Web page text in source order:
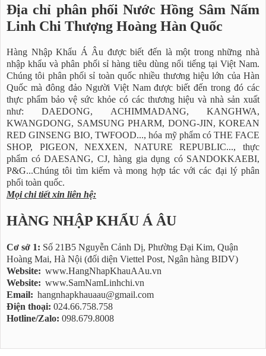
Địa chỉ phân phối Nước Hồng Sâm Nấm
Linh Chi Thượng Hoàng Hàn Quốc
Hàng Nhập Khẩu Á Âu được biết đến là một trong những nhà
nhập khẩu và phân phối sỉ hàng tiêu dùng nổi tiếng tại Việt Nam.
Chúng tôi phân phối sỉ toàn quốc nhiều thương hiệu lớn của Hàn
Quốc mà đông đảo Người Việt Nam được biết đến trong đó các
thực phẩm bảo vệ sức khỏe có các thương hiệu và nhà sản xuất
như: DAEDONG, ACHIMMADANG, KANGHWA,
KWANGDONG, SAMSUNG PHARM, DONG-JIN, KOREAN
RED GINSENG BIO, TWFOOD..., hóa mỹ phẩm có THE FACE
SHOP, PIGEON, NEXXEN, NATURE REPUBLIC..., thực
phẩm có DAESANG, CJ, hàng gia dụng có SANDOKKAEBI,
P&G...Chúng tôi tìm kiếm và mong hợp tác với các đại lý phân
phối toàn quốc.
Mọi chi tiết xin liên hệ:
HÀNG NHẬP KHẨU Á ÂU
Cơ sở 1: Số 21B5 Nguyễn Cảnh Dị, Phường Đại Kim, Quận
Hoàng Mai, Hà Nội (đối diện Viettel Post, Ngân hàng BIDV)
Website: www.HangNhapKhauAAu.vn
Website: www.SamNamLinhchi.vn
Email: hangnhapkhauaau@gmail.com
Điện thoại: 024.66.758.758
Hotline/Zalo: 098.679.8008